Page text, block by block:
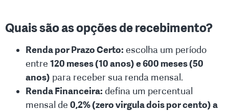
Quais são as opções de recebimento?
Renda por Prazo Certo: escolha um período
entre 120 meses (10 anos) e 600 meses (50
anos) para receber sua renda mensal.
Renda Financeira: defina um percentual
mensal de 0,2% (zero virgula dois por cento) a